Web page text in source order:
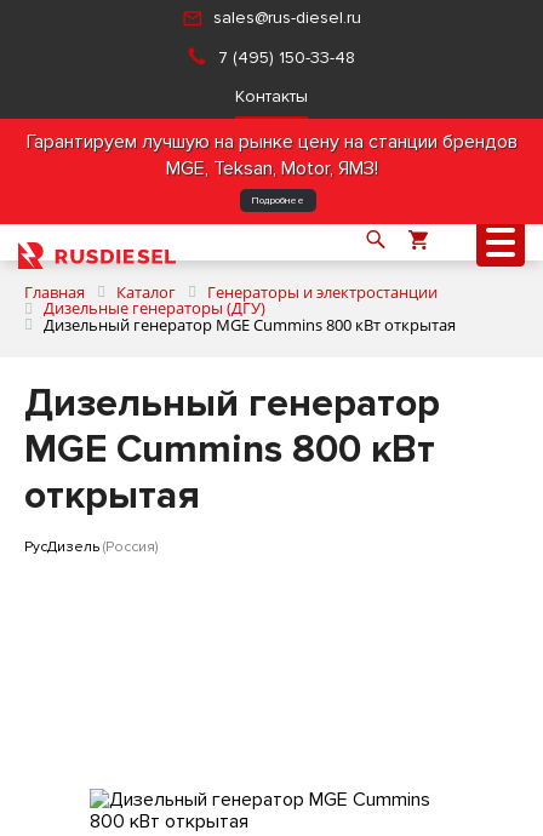
sales@rus-diesel.ru
7 (495) 150-33-48
Контакты
Гарантируем лучшую на рынке цену на станции брендов
MGE, Teksan, Motor, ЯМЗ!
Подробнее
Продукция
Услуги
Главная Каталог Генераторы и электростанции
Дизельные генераторы (ДГУ)
Дизельный генератор MGE Cummins 800 кВт открытая
Дизельный генератор
MGE Cummins 800 кВт
открытая
РусДизель (Россия)